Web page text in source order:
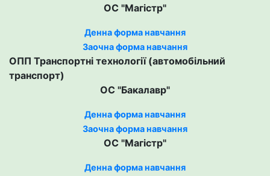
ОС "Магістр"
Денна форма навчання
Заочна форма навчання
ОПП Транспортні технології (автомобільний
транспорт)
ОС "Бакалавр"
Денна форма навчання
Заочна форма навчання
ОС "Магістр"
Денна форма навчання